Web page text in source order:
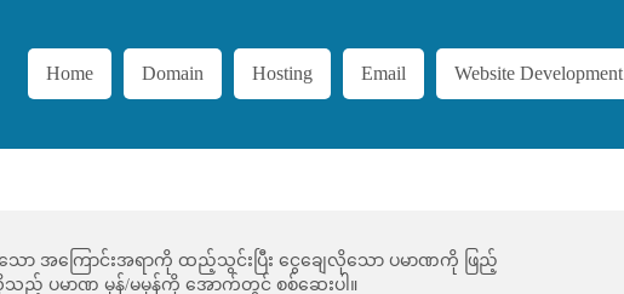
Home Domain Hosting Email Website Development
လိုသော အကြောင်းအရာကို ထည့်သွင်းပြီး ငွေချေလိုသော ပမာဏကို ဖြည့်
ေလိုသည့် ပမာဏ မှန်/မမှန်ကို အောက်တွင် စစ်ဆေးပါ။